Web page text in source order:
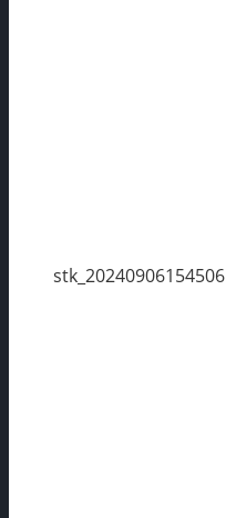
stk_20240906154506